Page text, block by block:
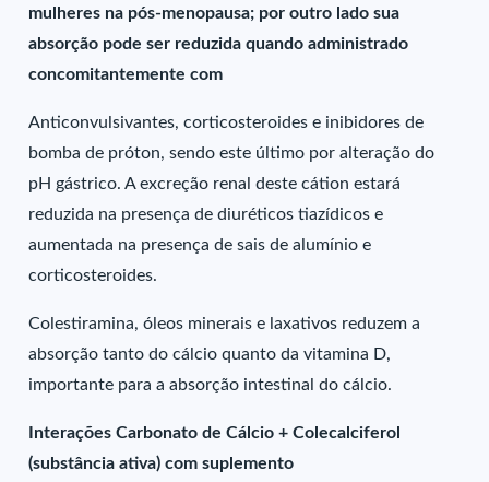
mulheres na pós-menopausa; por outro lado sua
absorção pode ser reduzida quando administrado
concomitantemente com
Anticonvulsivantes, corticosteroides e inibidores de
bomba de próton, sendo este último por alteração do
pH gástrico. A excreção renal deste cátion estará
reduzida na presença de diuréticos tiazídicos e
aumentada na presença de sais de alumínio e
corticosteroides.
Colestiramina, óleos minerais e laxativos reduzem a
absorção tanto do cálcio quanto da vitamina D,
importante para a absorção intestinal do cálcio.
Interações Carbonato de Cálcio + Colecalciferol
(substância ativa) com suplemento